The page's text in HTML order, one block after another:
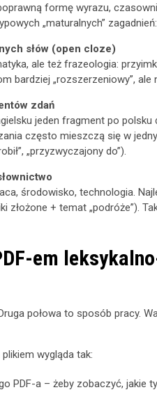
formę wyrazu,
„maturalnych”
słów (open cloze)
ale też frazeologia:
bardziej „rozszerzeniowy”,
zdań
jeden fragment po polsku
często mieszczą się w
„przyzwyczajony do”).
środowisko, technologia.
złożone + temat „podróże”).
em
połowa to sposób pracy.
wygląda tak:
PDF-a – żeby zobaczyć, jakie